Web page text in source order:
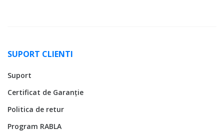
SUPORT CLIENTI
Suport
Certificat de Garanție
Politica de retur
Program RABLA